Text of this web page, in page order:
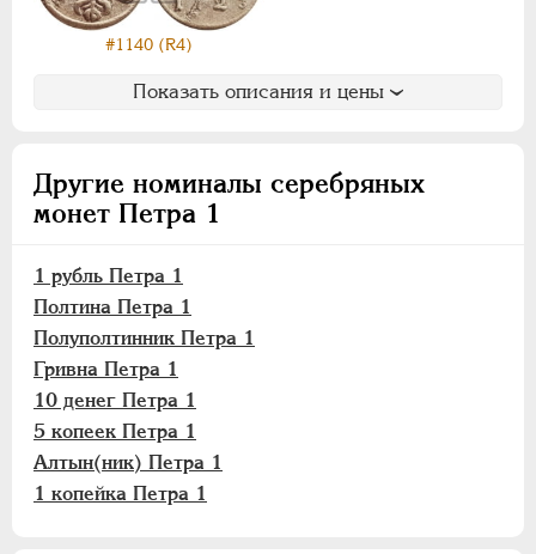
#1140 (R4)
Показать описания и цены
Другие номиналы серебряных
монет Петра 1
1 рубль Петра 1
Полтина Петра 1
Полуполтинник Петра 1
Гривна Петра 1
10 денег Петра 1
5 копеек Петра 1
Алтын(ник) Петра 1
1 копейка Петра 1